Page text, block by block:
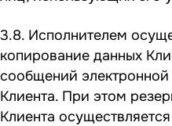
3.8. Исполнителем
копирование данных
сообщений
Клиента. При этом
Клиента